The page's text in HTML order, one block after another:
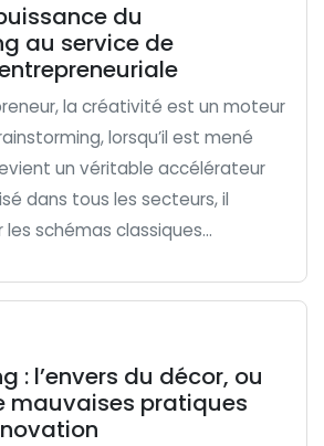
du
au service de
la créativité est un moteur
lorsqu’il est mené
un véritable accélérateur
dans tous les secteurs, il
schémas classiques...
: l’envers du décor, ou
mauvaises pratiques